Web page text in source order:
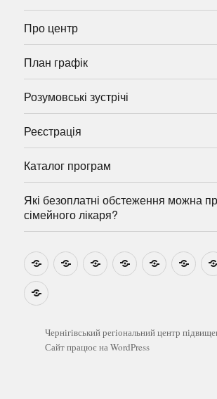
Про центр
План графік
Розумовські зустрічі
Реєстрація
Каталог програм
Які безоплатні обстеження можна
сімейного лікаря?
НовиниНавчально-
методичні
Ми
на
Звіти Про
центр
Які
безоплатні
можна
пройти
у
Чернігівський регіональний центр
Сайт працює на WordPress